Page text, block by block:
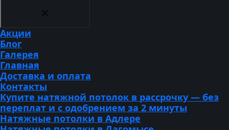
найдено
Акции
Блог
Галерея
Главная
Доставка и оплата
Контакты
Купите натяжной потолок в рассрочку — без
переплат и с одобрением за 2 минуты
Натяжные потолки в Адлере